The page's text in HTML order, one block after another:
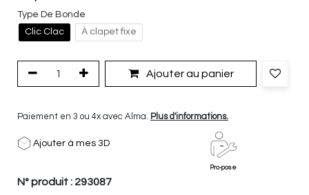
Type De Bonde
Clic Clac À clapet fixe
Ajouter au panier
Paiement en 3 ou 4x avec Alma. Plus d'informations.
Ajouter à mes 3D
Pro-pose
N° produit : 293087